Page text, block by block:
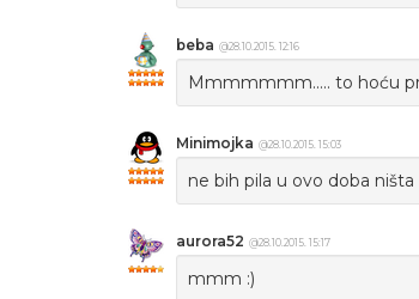
beba @28.10.2015. 12:16
Mmmmmmm..... to hoću
Minimojka @28.10.2015. 15:03
ne bih pila u ovo doba
aurora52 @28.10.2015. 15:17
mmm :)